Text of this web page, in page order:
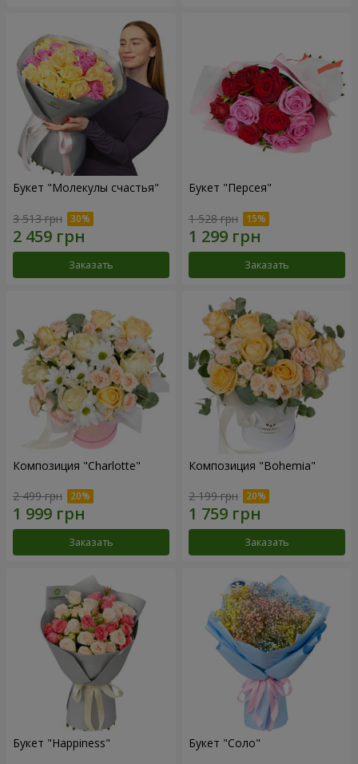
Букет "Молекулы счастья"
3 513 грн
Заказать
Букет "Персея"
1 528 грн
Заказать
Композиция "Charlotte"
2 499 грн
Заказать
Композиция "Bohemia"
2 199 грн
Заказать
Букет "Happiness" Букет "Соло"